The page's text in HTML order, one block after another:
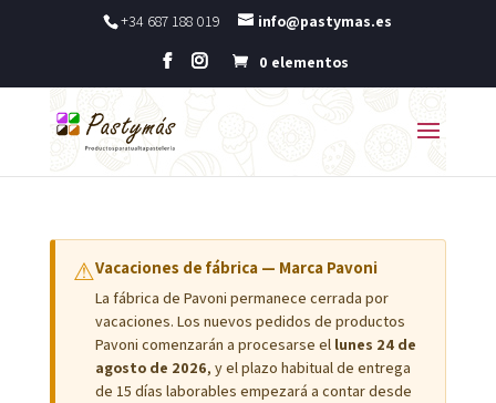
+34 687 188 019 info@pastymas.es
0 elementos
⚠Vacaciones de fábrica — Marca Pavoni
La fábrica de Pavoni permanece cerrada por
vacaciones. Los nuevos pedidos de productos
Pavoni comenzarán a procesarse el lunes 24 de
agosto de 2026, y el plazo habitual de entrega
de 15 días laborables empezará a contar desde